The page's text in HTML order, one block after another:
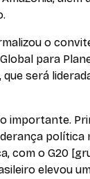
o
para
será
importante.
com o G20
elevou